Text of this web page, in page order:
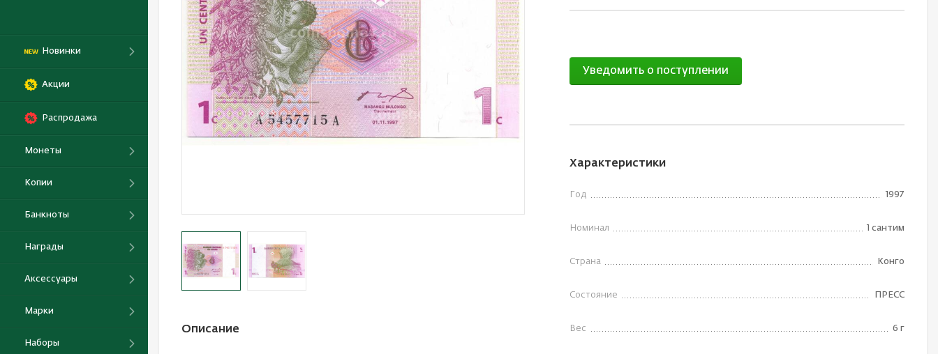
Новинки
Акции
Распродажа
Монеты
Копии
Банкноты
Награды
Аксессуары
Марки
Наборы
Описание
Уведомить о поступлении
Характеристики
Год 1997
Номинал 1 сантим
Страна Конго
Состояние ПРЕСС
Вес 6 г